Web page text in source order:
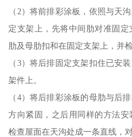
（2）将前排彩涂板，依照与天
定支架上，先将中间肋对准固
肋及母肋扣和在固定支架上，并
（3）将后排固定支架扣住已安
架件上。
（4）将后排彩涂板的母肋与后
方向紧固，之后用同样的方法
检查屋面在天沟处成一条直线，